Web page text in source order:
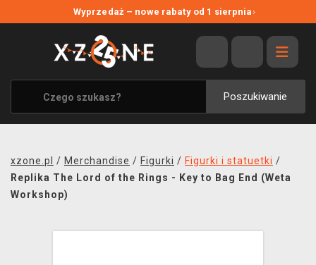
Wyprzedaż – nowe rabaty od 1 sierpnia›
Poszukiwanie
WYPRZEDAŻ
WSZYSTKIE MARKI
XZONE ORIGINALS
UBRANIA I AKCESORIA
SOUNDTRACKI
xzone.pl / Merchandise / Figurki / Figurki i statuetki /
Replika The Lord of the Rings - Key to Bag End (Weta
Workshop)